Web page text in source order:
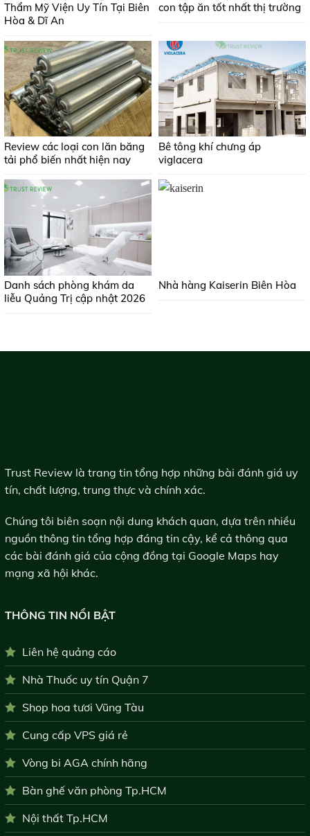
Thẩm Mỹ Viện Uy Tín Tại Biên
Hòa & Dĩ An
con tập ăn tốt nhất thị trường
Review các loại con lăn băng
tải phổ biến nhất hiện nay
Bê tông khí chưng áp
viglacera
Danh sách phòng khám da
liễu Quảng Trị cập nhật 2026
Nhà hàng Kaiserin Biên Hòa
Trust Review là trang tin tổng hợp những bài đánh giá uy
tín, chất lượng, trung thực và chính xác.
Chúng tôi biên soạn nội dung khách quan, dựa trên nhiều
nguồn thông tin tổng hợp đáng tin cậy, kể cả thông qua
các bài đánh giá của cộng đồng tại Google Maps hay
mạng xã hội khác.
THÔNG TIN NỔI BẬT
Liên hệ quảng cáo
Nhà Thuốc uy tín Quận 7
Shop hoa tươi Vũng Tàu
Cung cấp VPS giá rẻ
Vòng bi AGA chính hãng
Bàn ghế văn phòng Tp.HCM
Nội thất Tp.HCM